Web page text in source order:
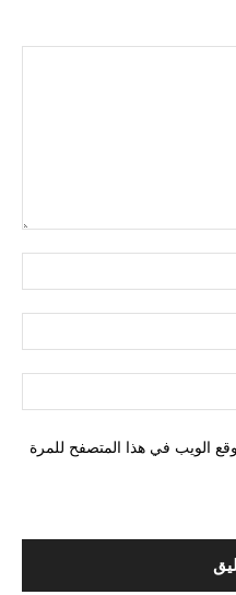
الويب في هذا المتصفح للمرة